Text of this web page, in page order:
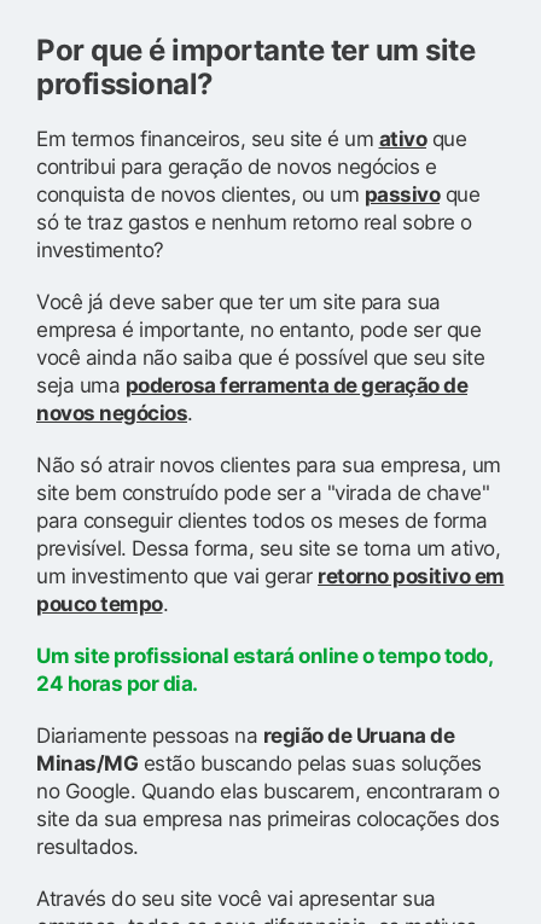
Por que é importante ter um site
profissional?
Em termos financeiros, seu site é um ativoque
contribui para geração de novos negócios e
conquista de novos clientes, ou um passivoque
só te traz gastos e nenhum retorno real sobre o
investimento?
Você já deve saber que ter um site para sua
empresa é importante, no entanto, pode ser que
você ainda não saiba que é possível que seu site
seja uma poderosa ferramenta de geração de
novos negócios.
Não só atrair novos clientes para sua empresa, um
site bem construído pode ser a "virada de chave"
para conseguir clientes todos os meses de forma
previsível. Dessa forma, seu site se torna um ativo,
um investimento que vai gerar retorno positivo em
pouco tempo.
Um site profissional estará online o tempo todo,
24 horas por dia.
Diariamente pessoas na região de Uruana de
Minas/MG estão buscando pelas suas soluções
no Google. Quando elas buscarem, encontraram o
site da sua empresa nas primeiras colocações dos
resultados.
Através do seu site você vai apresentar sua